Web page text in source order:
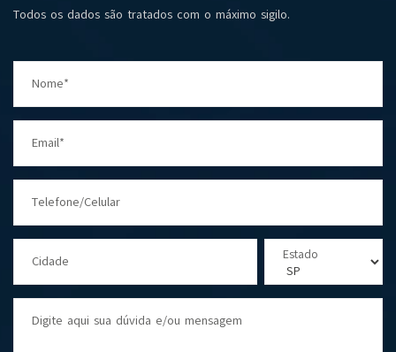
Todos os dados são tratados com o máximo sigilo.
Nome*
Email*
Telefone/Celular
Cidade Estado
Digite aqui sua dúvida e/ou mensagem